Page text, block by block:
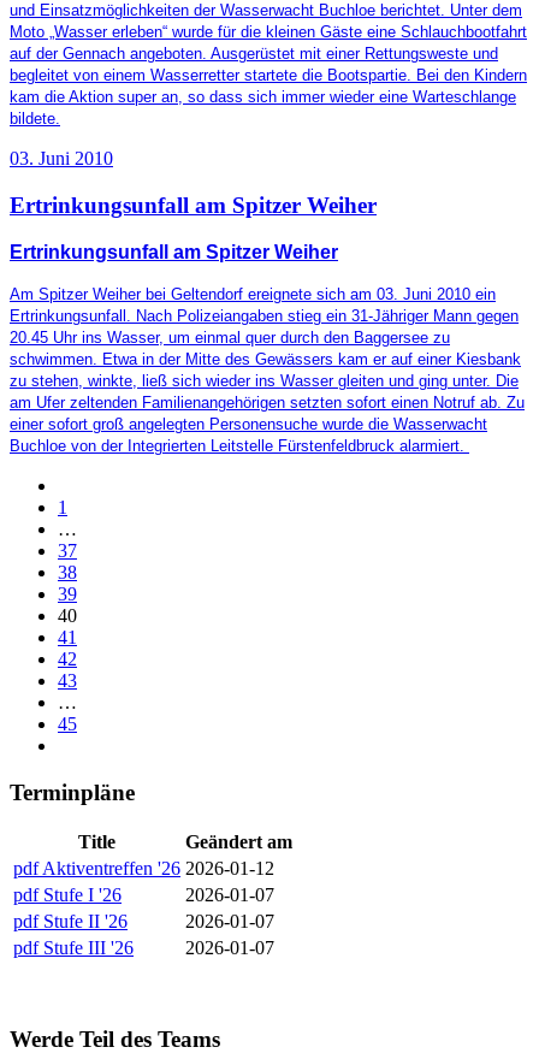
und Einsatzmöglichkeiten der Wasserwacht Buchloe berichtet. Unter dem
Moto „Wasser erleben“ wurde für die kleinen Gäste eine Schlauchbootfahrt
auf der Gennach angeboten. Ausgerüstet mit einer Rettungsweste und
begleitet von einem Wasserretter startete die Bootspartie. Bei den Kindern
kam die Aktion super an, so dass sich immer wieder eine Warteschlange
bildete.
03. Juni 2010
Ertrinkungsunfall am Spitzer Weiher
Ertrinkungsunfall am Spitzer Weiher
Am Spitzer Weiher bei Geltendorf ereignete sich am 03. Juni 2010 ein
Ertrinkungsunfall. Nach Polizeiangaben stieg ein 31-Jähriger Mann gegen
20.45 Uhr ins Wasser, um einmal quer durch den Baggersee zu
schwimmen. Etwa in der Mitte des Gewässers kam er auf einer Kiesbank
zu stehen, winkte, ließ sich wieder ins Wasser gleiten und ging unter. Die
am Ufer zeltenden Familienangehörigen setzten sofort einen Notruf ab. Zu
einer sofort groß angelegten Personensuche wurde die Wasserwacht
Buchloe von der Integrierten Leitstelle Fürstenfeldbruck alarmiert.
1
…
37
38
39
40
41
42
43
…
45
Terminpläne
Title
Geändert am
pdf Aktiventreffen '26 2026-01-12
pdf Stufe I '26
2026-01-07
pdf Stufe II '26
2026-01-07
pdf Stufe III '26 2026-01-07
Werde Teil des Teams